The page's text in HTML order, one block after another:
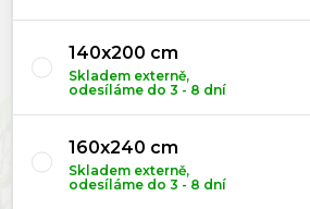
140x200 cm
Skladem externě,
odesíláme do 3 - 8 dní
160x240 cm
Skladem externě,
odesíláme do 3 - 8 dní